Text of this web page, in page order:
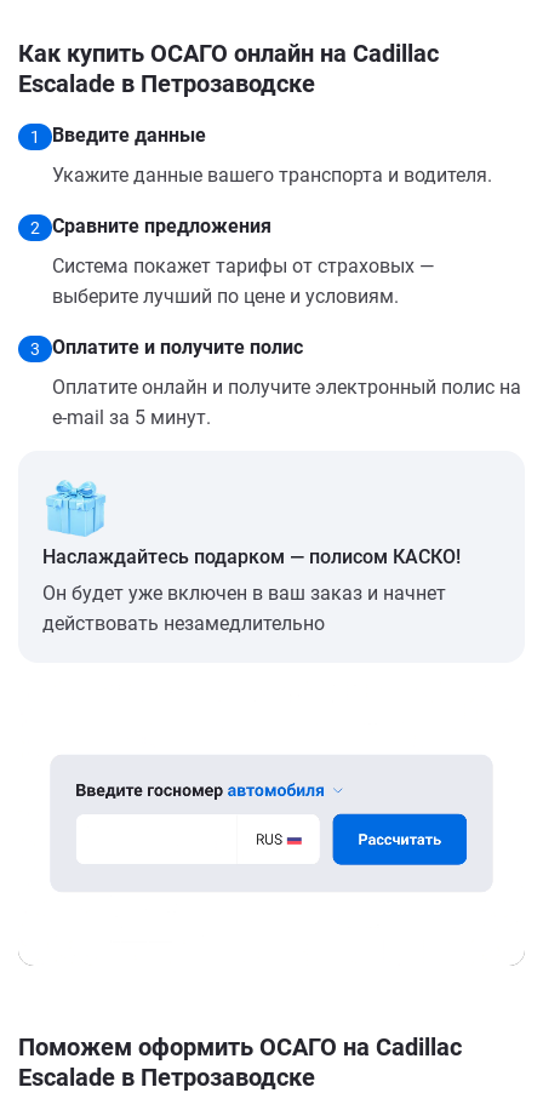
Как купить ОСАГО онлайн на Cadillac
Escalade в Петрозаводске
1
Введите данные
Укажите данные вашего транспорта и водителя.
2
Сравните предложения
Система покажет тарифы от страховых —
выберите лучший по цене и условиям.
3
Оплатите и получите полис
Оплатите онлайн и получите электронный полис на
e-mail за 5 минут.
Наслаждайтесь подарком — полисом КАСКО!
Он будет уже включен в ваш заказ и начнет
действовать незамедлительно
Поможем оформить ОСАГО на Cadillac
Escalade в Петрозаводске